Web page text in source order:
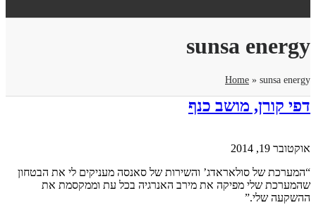
sunsa energy
Home » sunsa energy
דפי קורן, מושב כנף
אוקטובר 19, 2014
“המערכת של סולאראדג’ והשירות של סאנסה מעניקים לי את הבטחון
שהמערכת שלי מפיקה את מירב האנרגיה בכל עת וממקסמת את
ההשקעה שלי.”